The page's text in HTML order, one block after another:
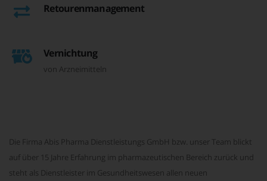
Retourenmanagement
Vernichtung
von Arzneimitteln
Die Firma Abis Pharma Dienstleistungs GmbH bzw. unser Team blickt
auf über 15 Jahre Erfahrung im pharmazeutischen Bereich zurück und
steht als Dienstleister im Gesundheitswesen allen neuen